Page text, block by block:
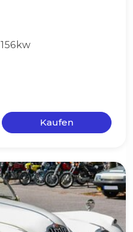
156kw
Kaufen